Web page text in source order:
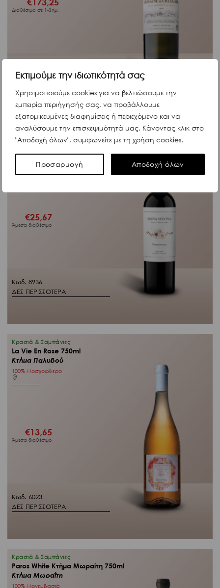
Εκτιμούμε την ιδιωτικότητά σας
Χρησιμοποιούμε cookies για να βελτιώσουμε την
εμπειρία περιήγησής σας, να προβάλλουμε
εξατομικευμένες διαφημίσεις ή περιεχόμενο και να
αναλύσουμε την επισκεψιμότητά μας. Κάνοντας κλικ στο
"Αποδοχή όλων", συμφωνείτε με τη χρήση cookies.
Προσαρμογή Αποδοχή όλων
ΔΕΣ ΠΕΡΙΣΣΟΤΕΡΑ
Διαθέσιμο σε 1-3ημ.
Κωδ. 8936
ΔΕΣ ΠΕΡΙΣΣΟΤΕΡΑ
Ερυθρά Κρασιά
Dona Silvina Tempranillo 2019 Bodegas
Krontiras 750ml
Bodega Krontiras
Tempranillo
€25,67
Άμεσα διαθέσιμο
Κωδ. 6023
ΔΕΣ ΠΕΡΙΣΣΟΤΕΡΑ
Κρασιά & Σαμπάνιες
La Vie En Rose 750ml
Κτήμα Παλυβού
100% Μοσχοφίλερο
€13,65
Άμεσα διαθέσιμο
Κρασιά & Σαμπάνιες
Paros White Κτήμα Μωραΐτη 750ml
Κτήμα Μωραΐτη
100% Μονεμβασιά